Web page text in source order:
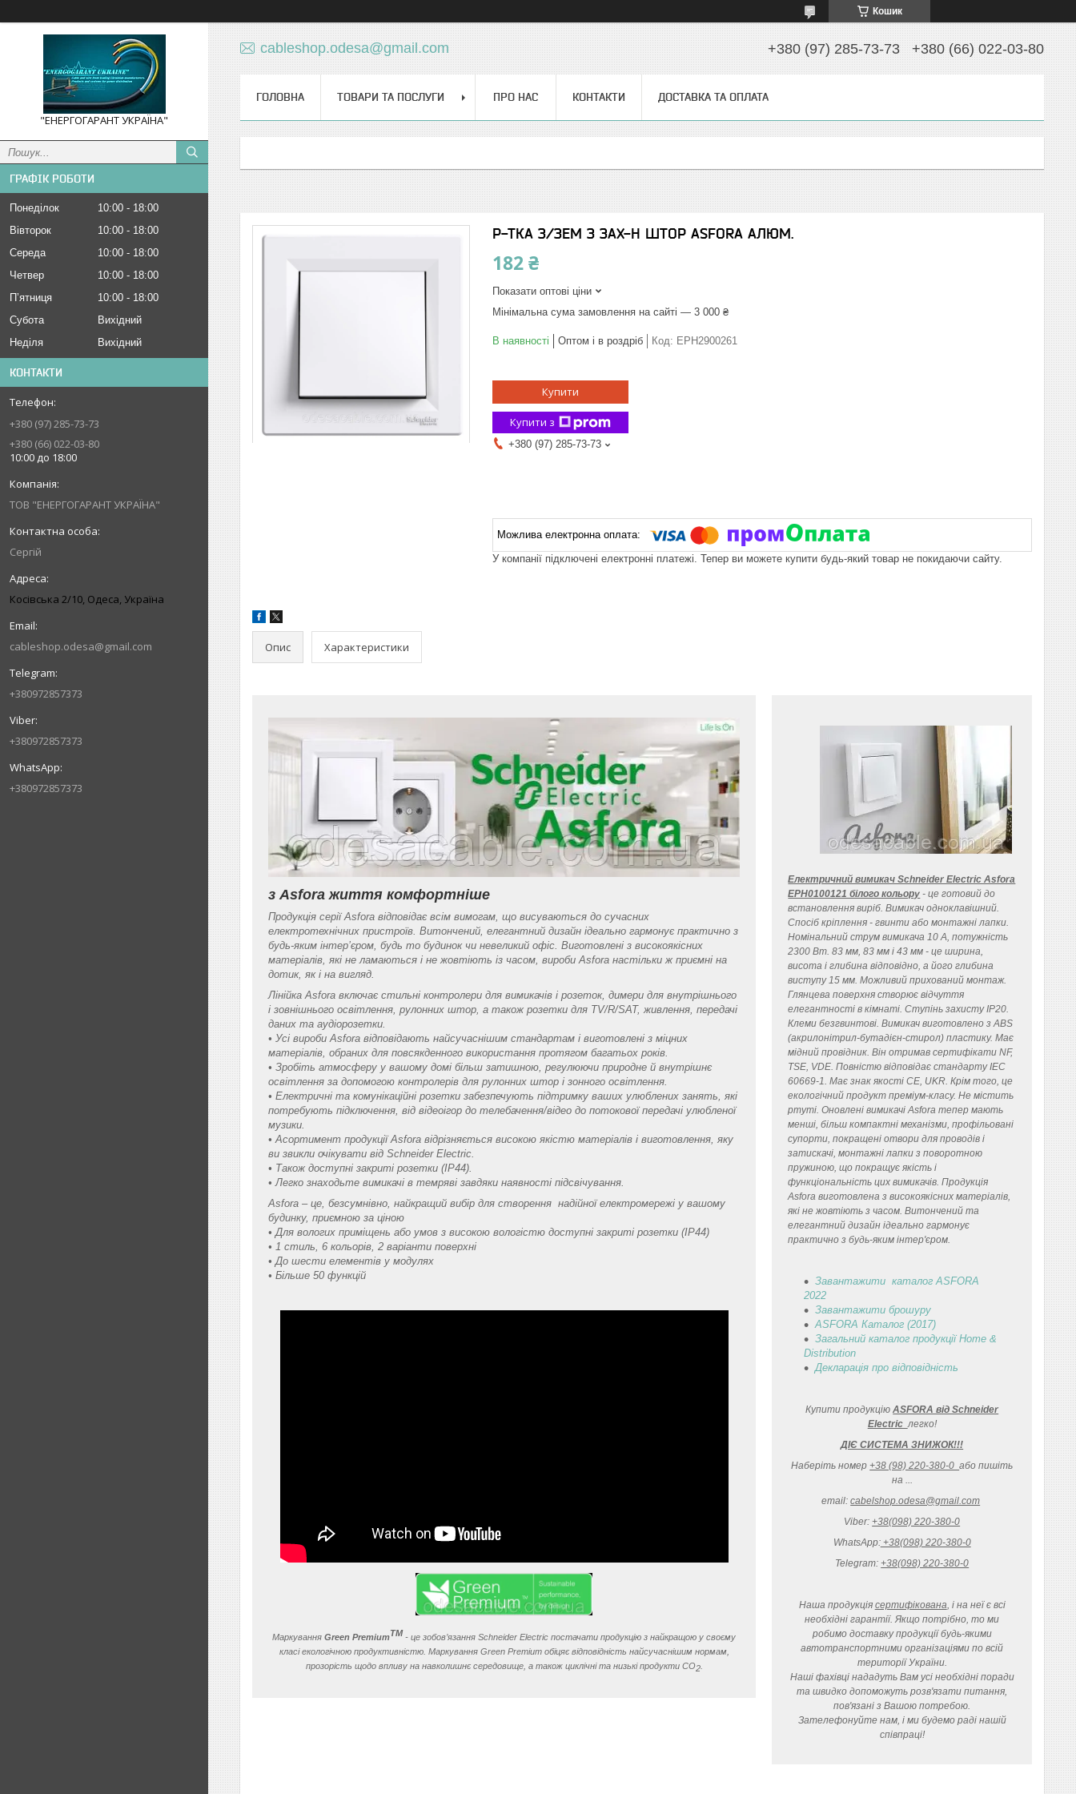
Кошик
"ЕНЕРГОГАРАНТ УКРАЇНА"
ГРАФІК РОБОТИ
Понеділок 10:00
18:00
Вівторок
10:00
18:00
Середа
10:00
18:00
Четвер
10:00
18:00
Пʼятниця
10:00
18:00
Субота
Вихідний
Неділя
Вихідний
КОНТАКТИ
+380 (97) 285-73-73
+380 (66) 022-03-80
10:00 до 18:00
ТОВ "ЕНЕРГОГАРАНТ УКРАЇНА"
Сергій
Косівська 2/10, Одеса, Україна
cableshop.odesa@gmail.com
+380972857373
+380972857373
+380972857373
cableshop.odesa@gmail.com +380 (97) 285-73-73 +380 (66) 022-03-80
ГОЛОВНА ТОВАРИ ТА ПОСЛУГИ ПРО НАС КОНТАКТИ ДОСТАВКА ТА ОПЛАТА
Р-ТКА З/ЗЕМ З ЗАХ-Н ШТОР ASFORA АЛЮМ.
182 ₴
Показати оптові ціни
Мінімальна сума замовлення на сайті — 3 000 ₴
В наявності Оптом і в роздріб Код: EPH2900261
Купити
Купити з
+380 (97) 285-73-73
У компанії підключені електронні платежі. Тепер ви можете купити будь-який товар не покидаючи сайту.
Опис Характеристики
з Asfora життя комфортніше
Продукція серії Asfora відповідає всім вимогам, що висуваються до сучасних
електротехнічних пристроїв. Витончений, елегантний дизайн ідеально гармонує практично з
будь-яким інтер’єром, будь то будинок чи невеликий офіс. Виготовлені з високоякісних
матеріалів, які не ламаються і не жовтіють із часом, вироби Asfora настільки ж приємні на
дотик, як і на вигляд.
Лінійка Asfora включає стильні контролери для вимикачів і розеток, димери для внутрішнього
і зовнішнього освітлення, рулонних штор, а також розетки для TV/R/SAT, живлення, передачі
даних та аудіорозетки.
• Усі вироби Asfora відповідають найсучаснішим стандартам і виготовлені з міцних
матеріалів, обраних для повсякденного використання протягом багатьох років.
• Зробіть атмосферу у вашому домі більш затишною, регулюючи природне й внутрішнє
освітлення за допомогою контролерів для рулонних штор і зонного освітлення.
• Електричні та комунікаційні розетки забезпечують підтримку ваших улюблених занять, які
потребують підключення, від відеоігор до телебачення/відео до потокової передачі улюбленої
музики.
• Асортимент продукції Asfora відрізняється високою якістю матеріалів і виготовлення, яку
ви звикли очікувати від Schneider Electric.
• Також доступні закриті розетки (IP44).
• Легко знаходьте вимикачі в темряві завдяки наявності підсвічування.
Asfora – це, безсумнівно, найкращий вибір для створення надійної електромережі у вашому
будинку, приємною за ціною
• Для вологих приміщень або умов з високою вологістю доступні закриті розетки (IP44)
• 1 стиль, 6 кольорів, 2 варіанти поверхні
• До шести елементів у модулях
• Більше 50 функцій
МаркуванняGreen PremiumTM - це зобов’язання Schneider Electric постачати продукцію з найкращою у своєму
класі екологічною продуктивністю. Маркування Green Premium обіцяє відповідність найсучаснішим нормам,
прозорість щодо впливу на навколишнє середовище, а також циклічні та низькі продукти CO2.
Електричний вимикач Schneider Electric Asfora
EPH0100121 білого кольору - це готовий до
встановлення виріб. Вимикач одноклавішний.
Спосіб кріплення - гвинти або монтажні лапки.
Номінальний струм вимикача 10 A, потужність
2300 Вт. 83 мм, 83 мм і 43 мм - це ширина,
висота і глибина відповідно, а його глибина
виступу 15 мм. Можливий прихований монтаж.
Глянцева поверхня створює відчуття
елегантності в кімнаті. Ступінь захисту IP20.
Клеми безгвинтові. Вимикач виготовлено з ABS
(акрилонітрил-бутадієн-стирол) пластику. Має
мідний провідник. Він отримав сертифікати NF,
TSE, VDE. Повністю відповідає стандарту IEC
60669-1. Має знак якості CE, UKR. Крім того, це
екологічний продукт преміум-класу. Не містить
ртуті. Оновлені вимикачі Asfora тепер мають
менші, більш компактні механізми, профільовані
супорти, покращені отвори для проводів і
затискачі, монтажні лапки з поворотною
пружиною, що покращує якість і
функціональність цих вимикачів. Продукція
Asfora виготовлена з високоякісних матеріалів,
які не жовтіють з часом. Витончений та
елегантний дизайн ідеально гармонує
практично з будь-яким інтер'єром.
Завантажити каталог ASFORA
2022
Завантажити брошуру
ASFORA Каталог (2017)
Загальний каталог продукції Home &
Distribution
Деклараціяпро відповідність
Купити продукціюASFORA від Schneider
Electricлегко!
ДІЄ СИСТЕМА ЗНИЖОК!!!
Наберіть номер+38 (98) 220-380-0або пишіть
на ...
email:cabelshop.odesa@gmail.com
Viber:+38(098) 220-380-0
WhatsApp:+38(098) 220-380-0
Telegram:+38(098) 220-380-0
Наша продукція сертифікована, і на неї є всі
необхідні гарантії. Якщо потрібно, то ми
робимо доставку продукції будь-якими
автотранспортними організаціями по всій
території України.
Наші фахівці нададуть Вам усі необхідні поради
та швидко допоможуть розв'язати питання,
пов'язані з Вашою потребою.
Зателефонуйте нам, і ми будемо раді нашій
співпраці!